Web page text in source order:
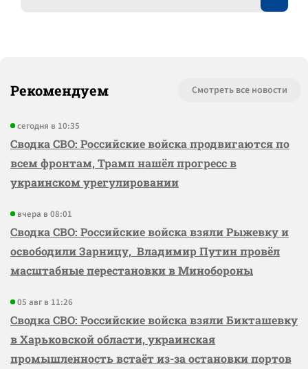
Рекомендуем Смотреть все новости
сегодня в 10:35
Сводка СВО: Российские войска продвигаются по
всем фронтам, Трамп нашёл прогресс в
украинском урегулировании
вчера в 08:01
Сводка СВО: Российские войска взяли Рыжевку и
освободили Зарницу, Владимир Путин провёл
масштабные перестановки в Минобороны
05 авг в 11:26
Сводка СВО: Российские войска взяли Бикташевку
в Харьковской области, украинская
промышленность встаёт из-за остановки портов